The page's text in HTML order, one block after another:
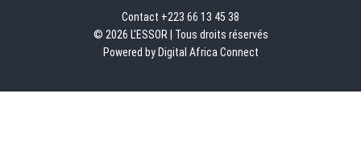
Contact +223 66 13 45 38
© 2026 L'ESSOR | Tous droits réservés
Powered by Digital Africa Connect